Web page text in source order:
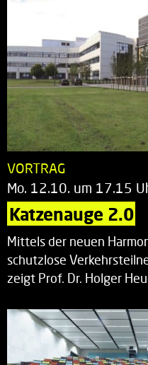
VORTRAG
Mo. 12.10. um 17.15
Katzenauge 2.0
Mittels der neuen
schutzlose
zeigt Prof. Dr. Holger